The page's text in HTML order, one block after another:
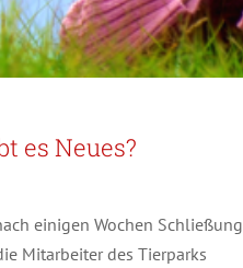
es Neues?
einigen Wochen Schließung
Mitarbeiter des Tierparks